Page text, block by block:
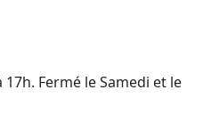
Fermé le Samedi et le